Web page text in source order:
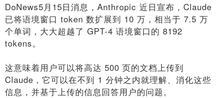
DoNews5月15日消息，Anthropic 近日宣布，Claude
已将语境窗口 token 数扩展到 10 万，相当于 7.5 万
个单词，大大超越了 GPT-4 语境窗口的 8192
tokens。
这意味着用户可以将高达 500 页的文档上传到
Claude，它可以在不到 1 分钟之内就理解、消化这些
信息，并基于上传的信息回答用户的问题。